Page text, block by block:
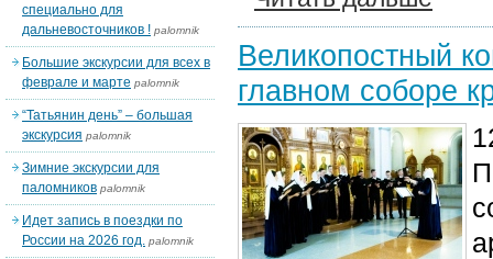
Великопостный
главном соборе
специально для
дальневосточников ! palomnik
Большие экскурсии для всех в
феврале и марте palomnik
“Татьянин день” – большая
экскурсия palomnik
Зимние экскурсии для
паломников palomnik
Идет запись в поездки по
России на 2026 год. palomnik